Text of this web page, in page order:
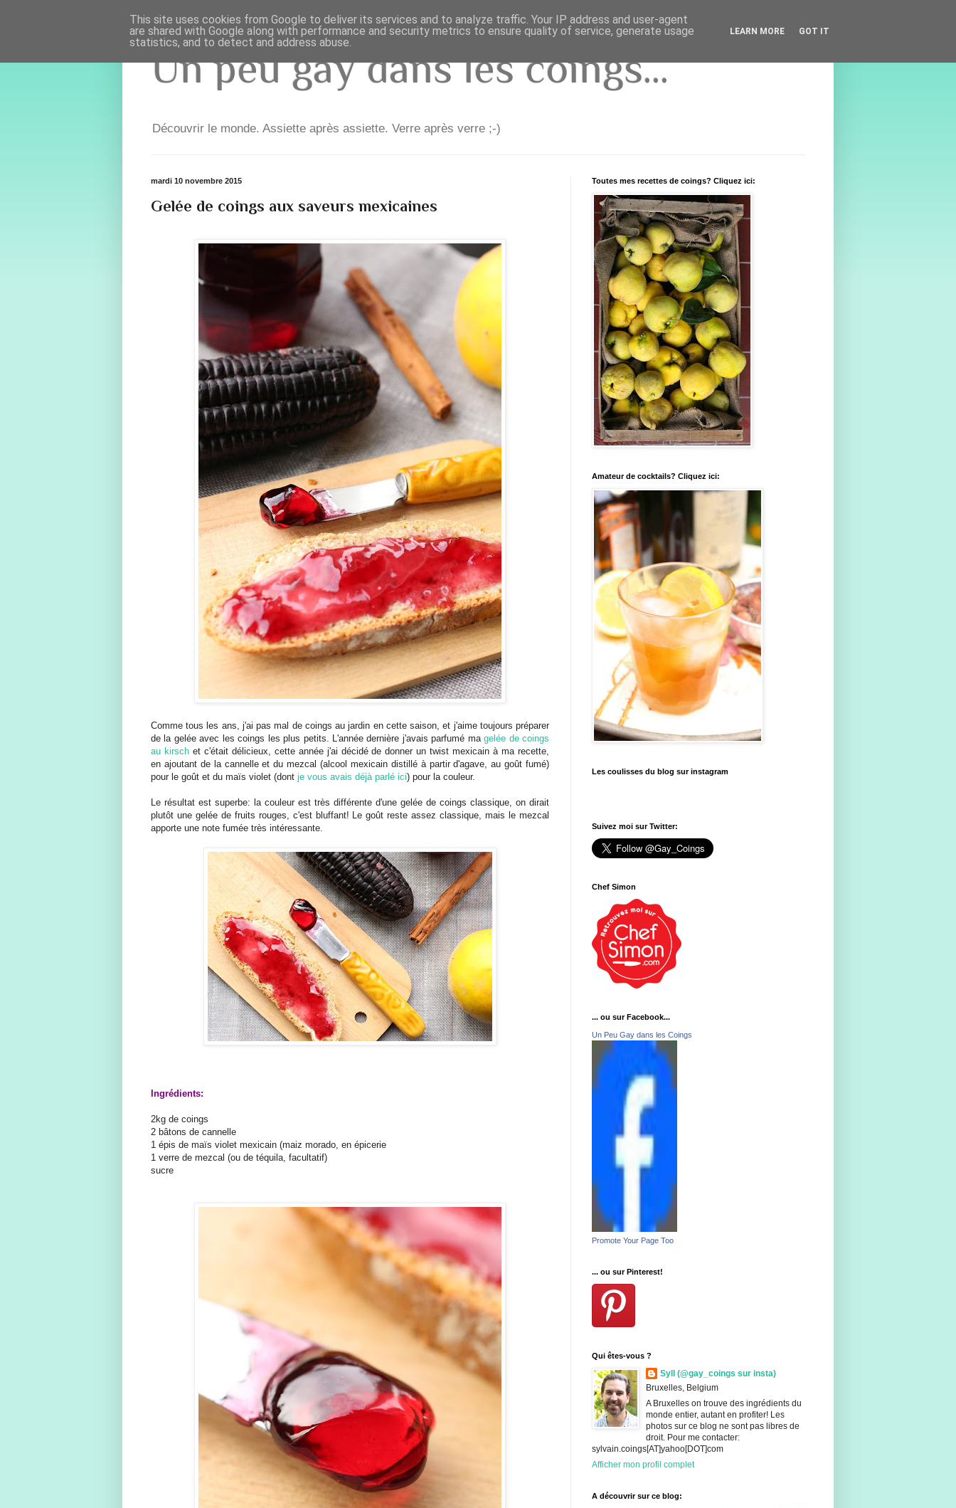
Un peu gay dans les coings...
Découvrir le monde. Assiette après assiette. Verre après verre ;-)
mardi 10 novembre 2015
Gelée de coings aux saveurs mexicaines
Comme tous les ans, j'ai pas mal de coings au jardin en cette saison, et j'aime toujours préparer
de la gelée avec les coings les plus petits. L'année dernière j'avais parfumé magelée de coings
au kirschet c'était délicieux, cette année j'ai décidé de donner un twist mexicain à ma recette,
en ajoutant de la cannelle et du mezcal (alcool mexicain distillé à partir d'agave, au goût fumé)
pour le goût et du maïs violet (dont je vous avais déjà parlé ici) pour la couleur.
Le résultat est superbe: la couleur est très différente d'une gelée de coings classique, on dirait
plutôt une gelée de fruits rouges, c'est bluffant! Le goût reste assez classique, mais le mezcal
apporte une note fumée très intéressante.
Ingrédients:
2kg de coings
2 bâtons de cannelle
1 épis de maïs violet mexicain (maiz morado, en épicerie
1 verre de mezcal (ou de téquila, facultatif)
sucre
Toutes mes recettes de coings? Cliquez ici:
Amateur de cocktails? Cliquez ici:
Les coulisses du blog sur instagram
Suivez moi sur Twitter:
Chef Simon
... ou sur Facebook...
Un Peu Gay dans les Coings
Promote Your Page Too
... ou sur Pinterest!
Qui êtes-vous ?
Syll (@gay_coings sur insta)
Bruxelles, Belgium
A Bruxelles on trouve des ingrédients du
monde entier, autant en profiter! Les
photos sur ce blog ne sont pas libres de
droit. Pour me contacter:
sylvain.coings[AT]yahoo[DOT]com
Afficher mon profil complet
A découvrir sur ce blog:
This site uses cookies from Google to deliver its services and to analyze traffic. Your IP address and user-agent
are shared with Google along with performance and security metrics to ensure quality of service, generate usage
statistics, and to detect and address abuse.
LEARN MORE GOT IT